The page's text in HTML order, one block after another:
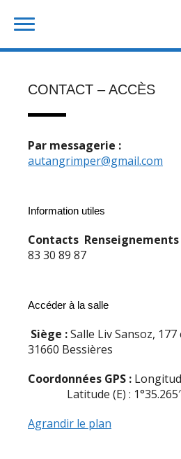
CONTACT – ACCÈS
Par messagerie :
autangrimper@gmail.com
Information utiles
Contacts
83 30 89 87
Accéder à la salle
Siège :Salle Liv Sansoz,
31660 Bessières
Coordonnées GPS :
Latitude (E) : 1°35.265′
Agrandir le plan